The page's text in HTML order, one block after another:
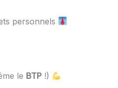
personnels
le BTP !)